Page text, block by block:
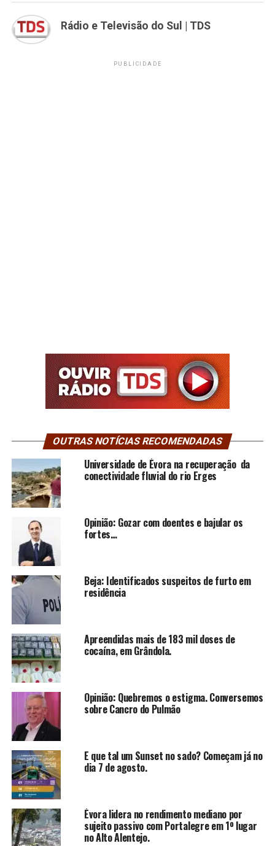
Rádio e Televisão do Sul | TDS
PUBLICIDADE
OUTRAS NOTÍCIAS RECOMENDADAS
Universidade de Évora na recuperação da
conectividade fluvial do rio Erges
Opinião: Gozar com doentes e bajular os
fortes…
Beja: Identificados suspeitos de furto em
residência
Apreendidas mais de 183 mil doses de
cocaína, em Grândola.
Opinião: Quebremos o estigma. Conversemos
sobre Cancro do Pulmão
E que tal um Sunset no sado? Começam já no
dia 7 de agosto.
Évora lidera no rendimento mediano por
sujeito passivo com Portalegre em 1º lugar
no Alto Alentejo.